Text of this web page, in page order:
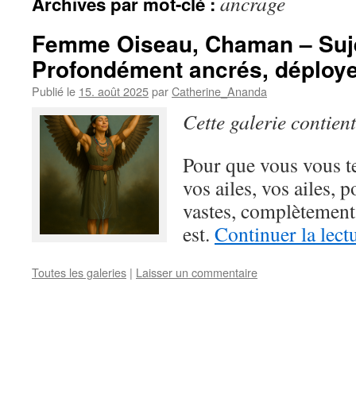
Femme Oiseau, Chaman –
Profondément ancrés,
Publié le 15. août 2025parCatherine_Ananda
Cette galerie
Pour que vous vous
vos ailes, vos ailes,
vastes,
est. Continuer la
Toutes les galeries | Laisser un commentaire